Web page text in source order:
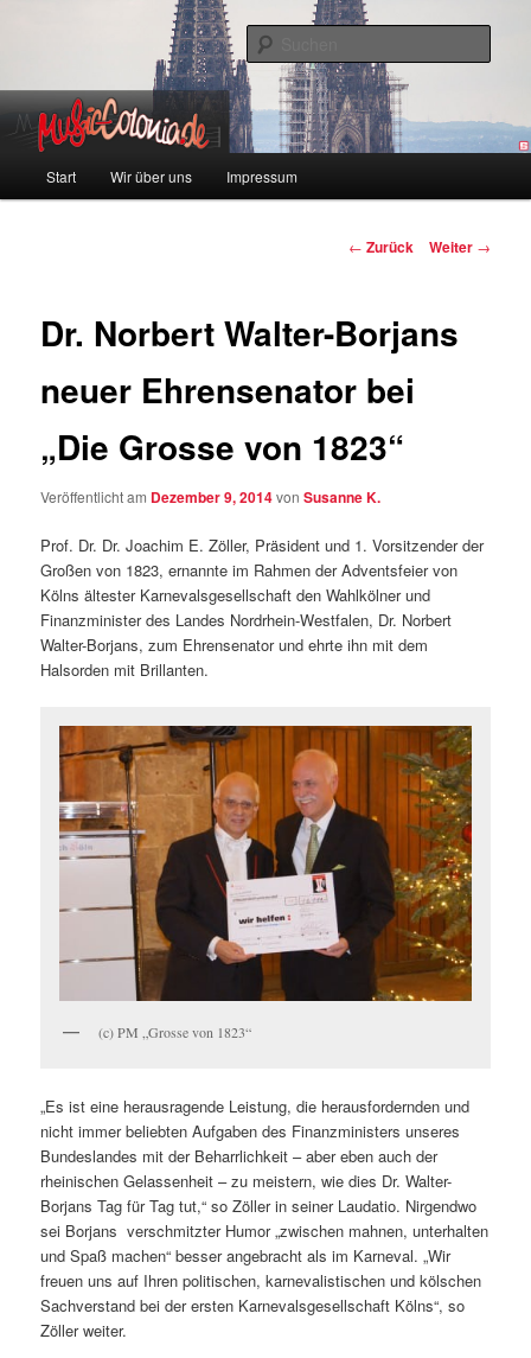
music-colonia
Start Wir über uns Impressum
Beitragsnavigation
← Zurück Weiter →
Dr. Norbert Walter-Borjans
neuer Ehrensenator bei
„Die Grosse von 1823“
Veröffentlicht am Dezember 9, 2014vonSusanne K.
Prof. Dr. Dr. Joachim E. Zöller, Präsident und 1. Vorsitzender der
Großen von 1823, ernannte im Rahmen der Adventsfeier von
Kölns ältester Karnevalsgesellschaft den Wahlkölner und
Finanzminister des Landes Nordrhein-Westfalen, Dr. Norbert
Walter-Borjans, zum Ehrensenator und ehrte ihn mit dem
Halsorden mit Brillanten.
(c) PM „Grosse von 1823“
„Es ist eine herausragende Leistung, die herausfordernden und
nicht immer beliebten Aufgaben des Finanzministers unseres
Bundeslandes mit der Beharrlichkeit – aber eben auch der
rheinischen Gelassenheit – zu meistern, wie dies Dr. Walter-
Borjans Tag für Tag tut,“ so Zöller in seiner Laudatio. Nirgendwo
sei Borjans verschmitzter Humor „zwischen mahnen, unterhalten
und Spaß machen“ besser angebracht als im Karneval. „Wir
freuen uns auf Ihren politischen, karnevalistischen und kölschen
Sachverstand bei der ersten Karnevalsgesellschaft Kölns“, so
Zöller weiter.